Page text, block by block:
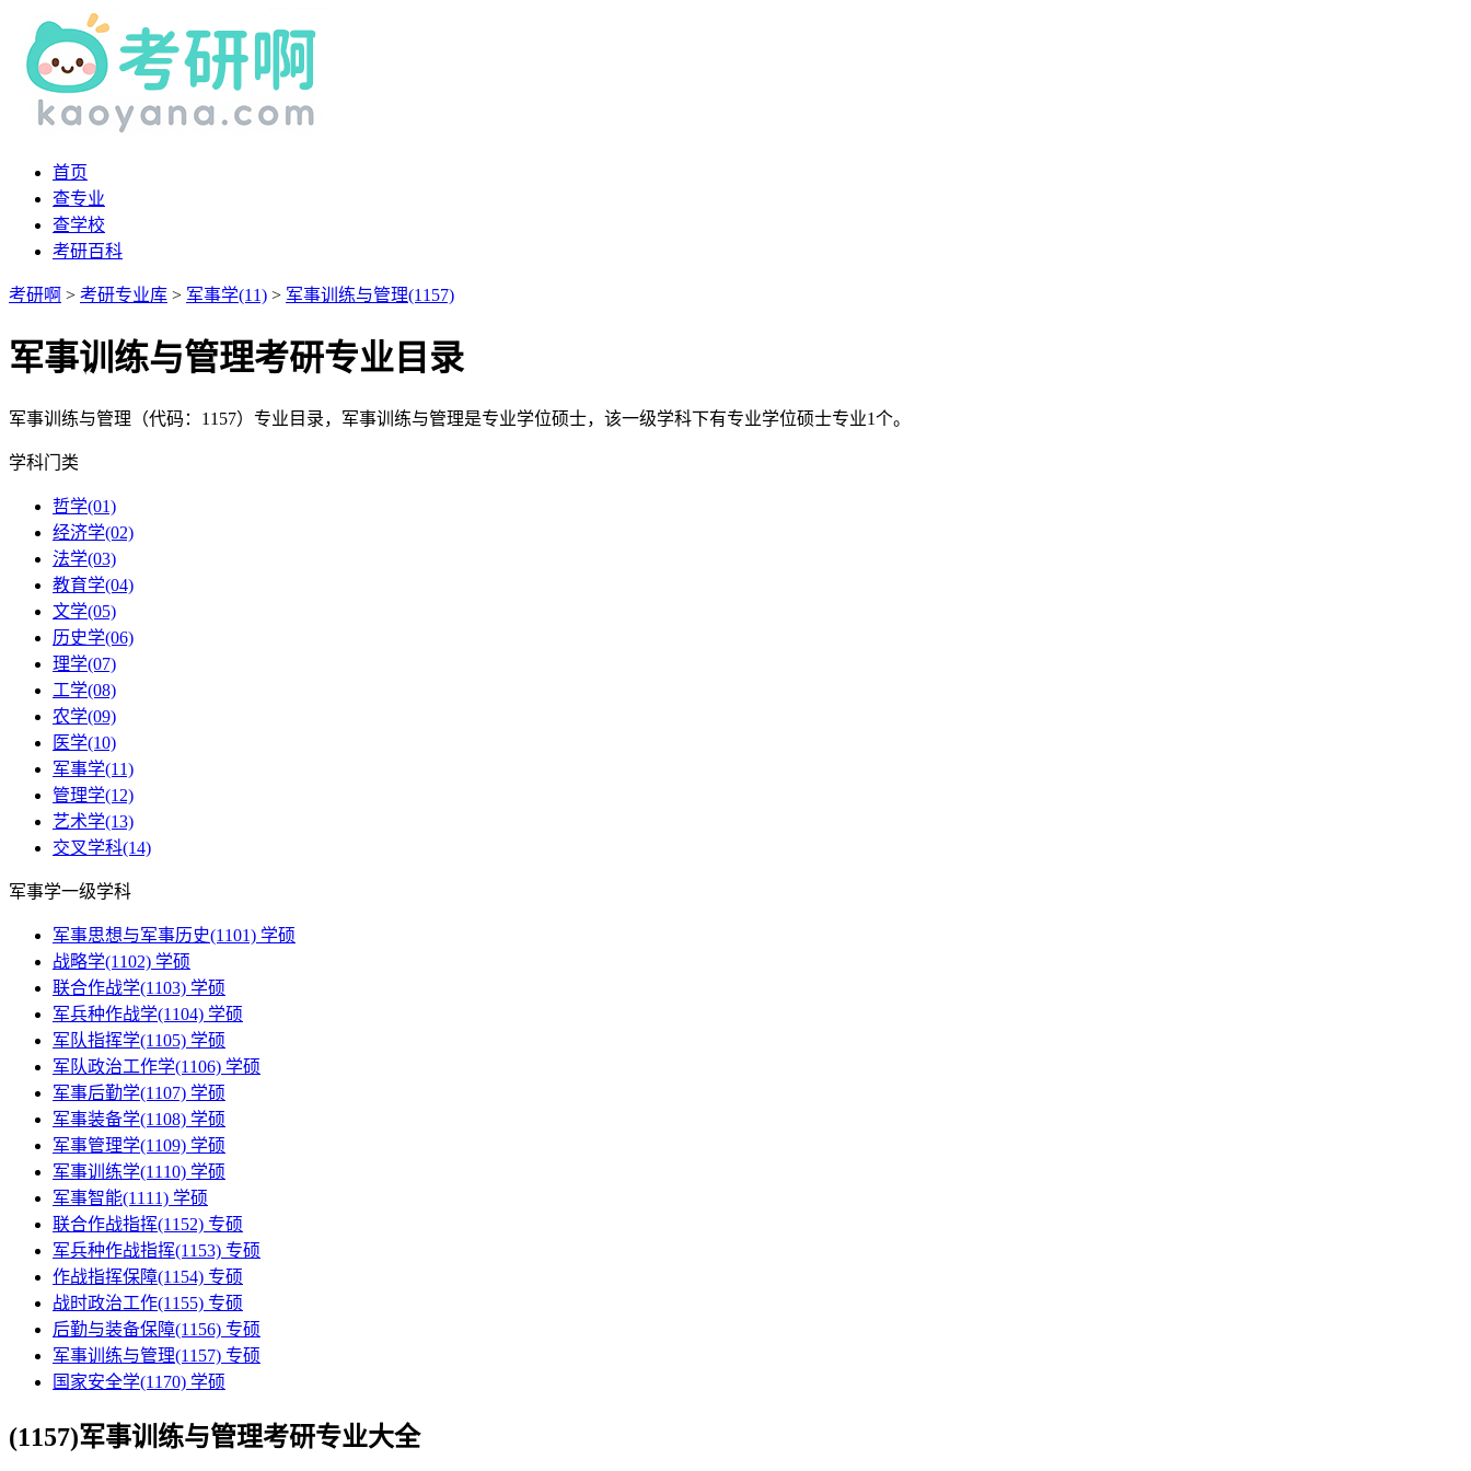
首页
查专业
查学校
考研百科
考研啊 > 考研专业库 > 军事学(11) > 军事训练与管理(1157)
军事训练与管理考研专业目录
军事训练与管理（代码：1157）专业目录，军事训练与管理是专业学位硕士，该一级学科下有专业学位硕士专业1个。
学科门类
哲学(01)
经济学(02)
法学(03)
教育学(04)
文学(05)
历史学(06)
理学(07)
工学(08)
农学(09)
医学(10)
军事学(11)
管理学(12)
艺术学(13)
交叉学科(14)
军事学一级学科
军事思想与军事历史(1101) 学硕
战略学(1102) 学硕
联合作战学(1103) 学硕
军兵种作战学(1104) 学硕
军队指挥学(1105) 学硕
军队政治工作学(1106) 学硕
军事后勤学(1107) 学硕
军事装备学(1108) 学硕
军事管理学(1109) 学硕
军事训练学(1110) 学硕
军事智能(1111) 学硕
联合作战指挥(1152) 专硕
军兵种作战指挥(1153) 专硕
作战指挥保障(1154) 专硕
战时政治工作(1155) 专硕
后勤与装备保障(1156) 专硕
军事训练与管理(1157) 专硕
国家安全学(1170) 学硕
(1157)军事训练与管理考研专业大全